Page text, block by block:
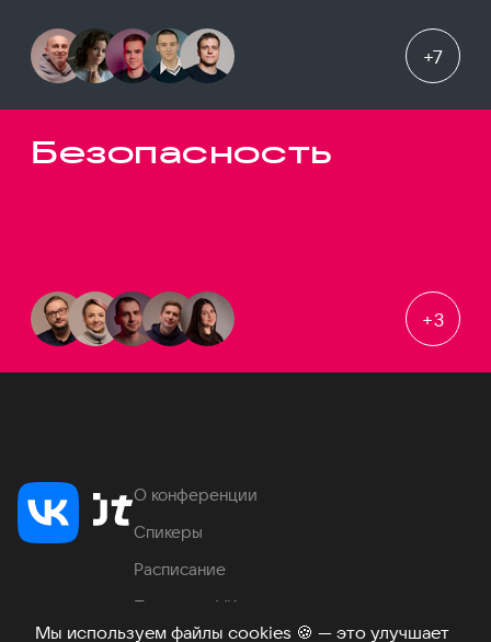
Мы используем файлы cookies 🍪 — это улучшает
+7
Безопасность
+3
О конференции
Спикеры
Расписание
Продукты VK